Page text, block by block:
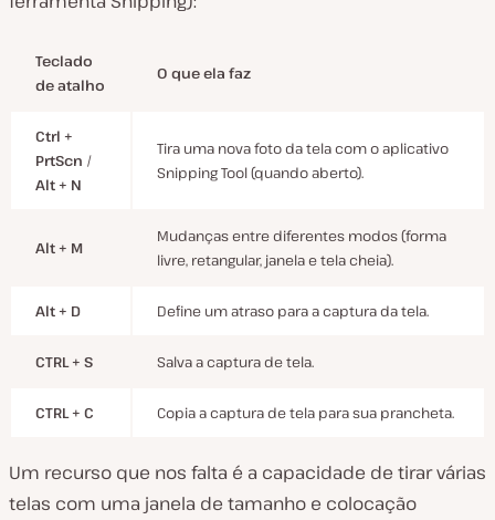
Teclado
de atalho
O que ela faz
Ctrl +
PrtScn /
Alt + N
Tira uma nova foto da tela com o aplicativo
Snipping Tool (quando aberto).
Alt + M
Mudanças entre diferentes modos (forma
livre, retangular, janela e tela cheia).
Alt + D Define um atraso para a captura da tela.
CTRL + S Salva a captura de tela.
CTRL + C Copia a captura de tela para sua prancheta.
Um recurso que nos falta é a capacidade de tirar várias
telas com uma janela de tamanho e colocação